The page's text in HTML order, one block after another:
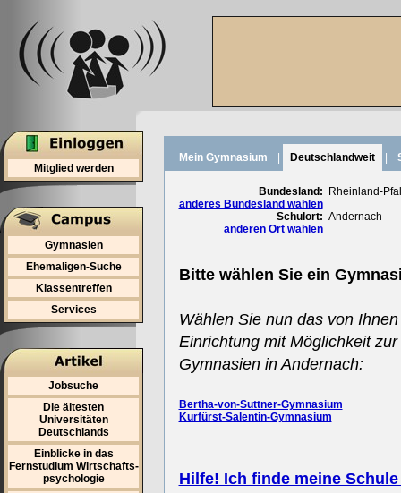
Mitglied werden
Gymnasien
Ehemaligen-Suche
Klassentreffen
Services
Jobsuche
Die ältesten
Universitäten
Deutschlands
Einblicke in das
Fernstudium Wirtschafts-
psychologie
Mein Gymnasium Deutschlandweit
Bundesland:
anderes Bundesland wählen
Rheinland-
Schulort:
anderen Ort wählen
Andernach
Bitte wählen Sie ein
Wählen Sie nun das von
Einrichtung mit Möglichkeit
Gymnasien in Andernach:
Bertha-von-Suttner-Gymnasium
Kurfürst-Salentin-Gymnasium
Hilfe! Ich finde meine